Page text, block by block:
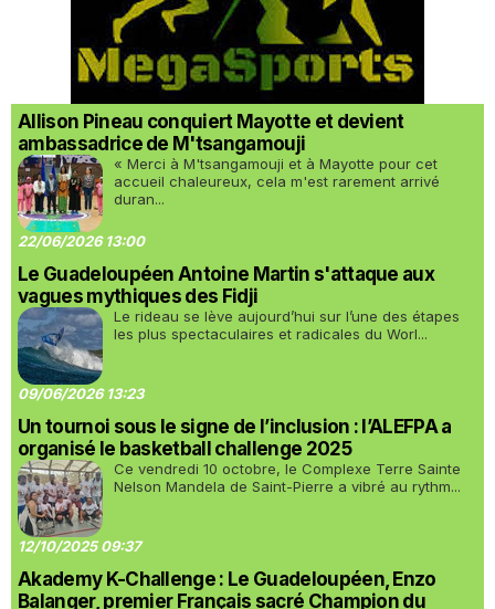
Allison Pineau conquiert Mayotte et devient
ambassadrice de M'tsangamouji
« Merci à M'tsangamouji et à Mayotte pour cet
accueil chaleureux, cela m'est rarement arrivé
duran...
22/06/2026 13:00
Le Guadeloupéen Antoine Martin s'attaque aux
vagues mythiques des Fidji
Le rideau se lève aujourd’hui sur l’une des étapes
les plus spectaculaires et radicales du Worl...
09/06/2026 13:23
Un tournoi sous le signe de l’inclusion : l’ALEFPA a
organisé le basketball challenge 2025
Ce vendredi 10 octobre, le Complexe Terre Sainte
Nelson Mandela de Saint-Pierre a vibré au rythm...
12/10/2025 09:37
Akademy K-Challenge : Le Guadeloupéen, Enzo
Balanger, premier Français sacré Champion du